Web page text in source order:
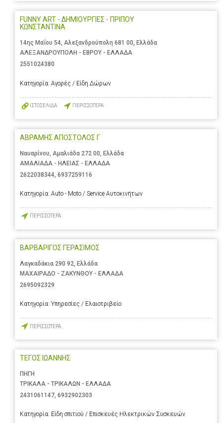
FUNNY ART - ΔΗΜΙΟΥΡΓΙΕΣ - ΠΡΙΠΟΥ
ΚΩΝΣΤΑΝΤΙΝΑ
14ης Μαΐου 54, Αλεξανδρούπολη 681 00, Ελλάδα
ΑΛΕΞΑΝΔΡΟΥΠΟΛΗ - ΕΒΡΟΥ - ΕΛΛΑΔΑ
2551024380
Κατηγορία: Αγορές / Είδη Δώρων
ΙΣΤΟΣΕΛΙΔΑ ΠΕΡΙΣΣΟΤΕΡΑ
ΑΒΡΑΜΗΣ ΑΠΟΣΤΟΛΟΣ Γ
Ναυαρίνου, Αμαλιάδα 272 00, Ελλάδα
ΑΜΑΛΙΑΔΑ - ΗΛΕΙΑΣ - ΕΛΛΑΔΑ
2622038344 6937259116
Κατηγορία: Auto - Moto / Service Αυτοκινήτων
ΠΕΡΙΣΣΟΤΕΡΑ
ΒΑΡΒΑΡΙΓΟΣ ΓΕΡΑΣΙΜΟΣ
Λαγκαδάκια 290 92, Ελλάδα
ΜΑΧΑΙΡΑΔΟ - ΖΑΚΥΝΘΟΥ - ΕΛΛΑΔΑ
2695092329
Κατηγορία: Υπηρεσίες / Ελαιοτριβείο
ΠΕΡΙΣΣΟΤΕΡΑ
ΤΕΓΟΣ ΙΩΑΝΝΗΣ
ΠΗΓΗ
ΤΡΙΚΑΛΑ - ΤΡΙΚΑΛΩΝ - ΕΛΛΑΔΑ
2431061147, 6932902303
Κατηγορία: Είδη σπιτιού / Επισκευές Ηλεκτρικών Συσκευών